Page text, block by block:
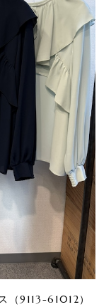
（9113-61012）